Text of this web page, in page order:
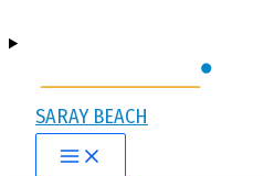
SARAY BEACH
Main
Menu